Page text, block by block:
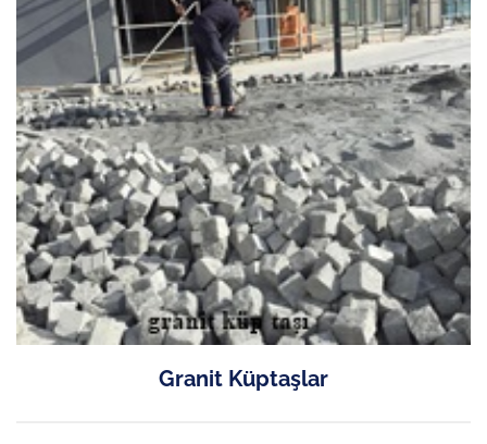
Granit Küptaşlar